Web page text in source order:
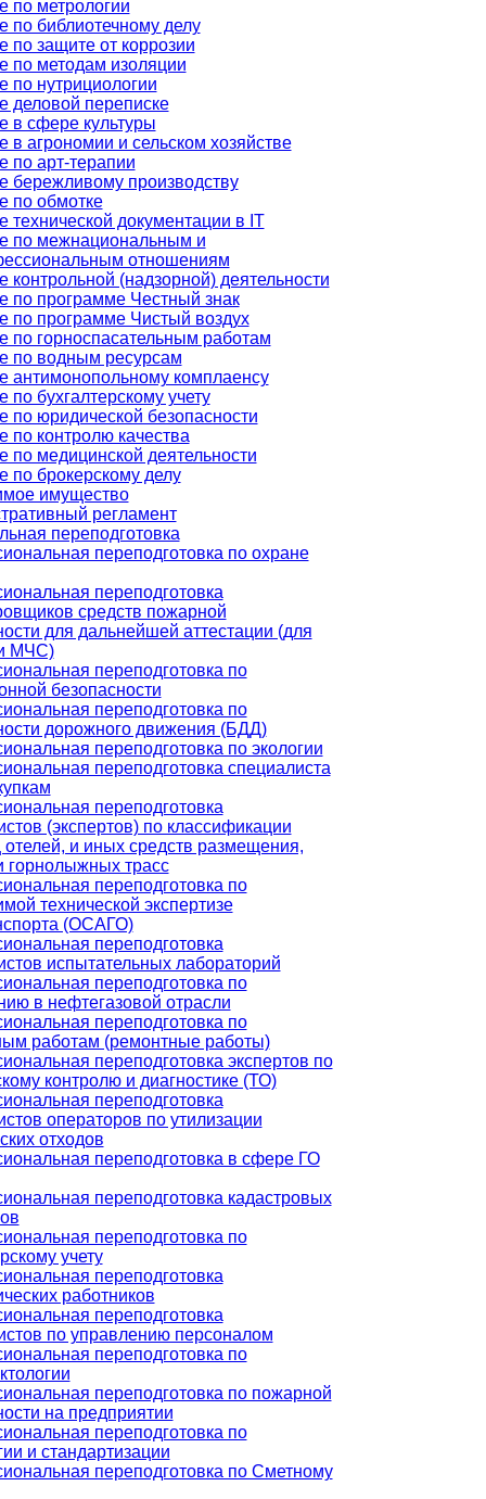
по метрологии
по библиотечному делу
по защите от коррозии
по методам изоляции
по нутрициологии
деловой переписке
в сфере культуры
в агрономии и сельском хозяйстве
по арт-терапии
бережливому производству
по обмотке
технической документации в IT
по межнациональным и
отношениям
контрольной (надзорной) деятельности
по программе Честный знак
по программе Чистый воздух
по горноспасательным работам
по водным ресурсам
антимонопольному комплаенсу
по бухгалтерскому учету
по юридической безопасности
по контролю качества
по медицинской деятельности
по брокерскому делу
имущество
регламент
переподготовка
переподготовка по охране
переподготовка
средств пожарной
для дальнейшей аттестации (для
МЧС)
переподготовка по
безопасности
переподготовка по
дорожного движения (БДД)
переподготовка по экологии
переподготовка специалиста
переподготовка
(экспертов) по классификации
отелей, и иных средств размещения,
горнолыжных трасс
переподготовка по
технической экспертизе
(ОСАГО)
переподготовка
испытательных лабораторий
переподготовка по
в нефтегазовой отрасли
переподготовка по
работам (ремонтные работы)
переподготовка экспертов по
контролю и диагностике (ТО)
переподготовка
операторов по утилизации
отходов
переподготовка в сфере ГО
переподготовка кадастровых
переподготовка по
учету
переподготовка
работников
переподготовка
по управлению персоналом
переподготовка по
переподготовка по пожарной
на предприятии
переподготовка по
и стандартизации
переподготовка по Сметному